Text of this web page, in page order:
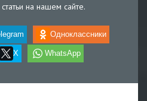
на нашем сайте.
Одноклассники
X WhatsApp